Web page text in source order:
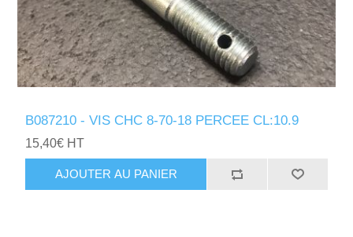
B087210 - VIS CHC 8-70-18 PERCEE CL:10.9
15,40€ HT
AJOUTER AU PANIER